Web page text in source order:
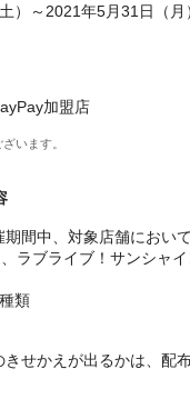
）～2021年5月31日（月
加盟店
います。
間中、対象店舗におい
ラブライブ！サンシャ
類
きせかえが出るかは、配